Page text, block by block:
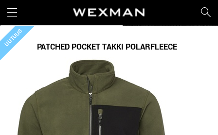
PATCHED POCKET TAKKI POLARFLEECE
UUTUUS